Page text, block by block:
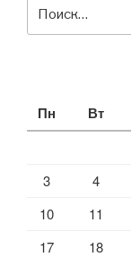
Пн Вт
3
4
10
11
17
18